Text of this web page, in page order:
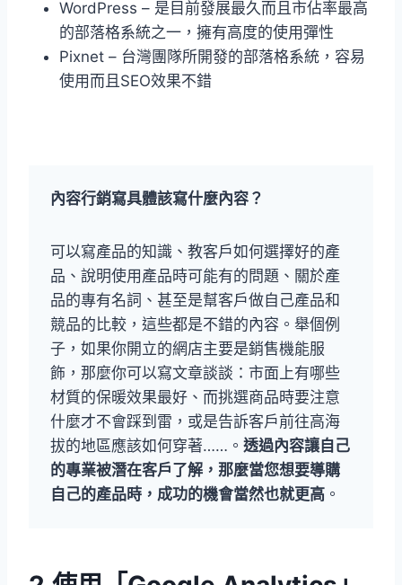
WordPress – 是目前發展最久而且市佔率最高
的部落格系統之一，擁有高度的使用彈性
Pixnet – 台灣團隊所開發的部落格系統，容易
使用而且SEO效果不錯
內容行銷寫具體該寫什麼內容？
可以寫產品的知識、教客戶如何選擇好的產
品、說明使用產品時可能有的問題、關於產
品的專有名詞、甚至是幫客戶做自己產品和
競品的比較，這些都是不錯的內容。舉個例
子，如果你開立的網店主要是銷售機能服
飾，那麼你可以寫文章談談：市面上有哪些
材質的保暖效果最好、而挑選商品時要注意
什麼才不會踩到雷，或是告訴客戶前往高海
拔的地區應該如何穿著……。 透過內容讓自己
的專業被潛在客戶了解，那麼當您想要導購
自己的產品時，成功的機會當然也就更高 。